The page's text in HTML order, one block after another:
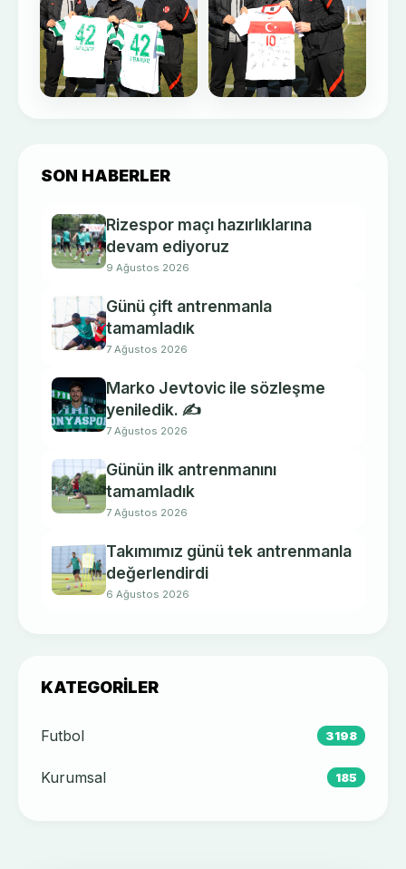
SON HABERLER
Rizespor maçı hazırlıklarına
devam ediyoruz
9 Ağustos 2026
Günü çift antrenmanla
tamamladık
7 Ağustos 2026
Marko Jevtovic ile sözleşme
yeniledik. ✍️
7 Ağustos 2026
Günün ilk antrenmanını
tamamladık
7 Ağustos 2026
Takımımız günü tek antrenmanla
değerlendirdi
6 Ağustos 2026
KATEGORILER
Futbol 3198
Kurumsal 185